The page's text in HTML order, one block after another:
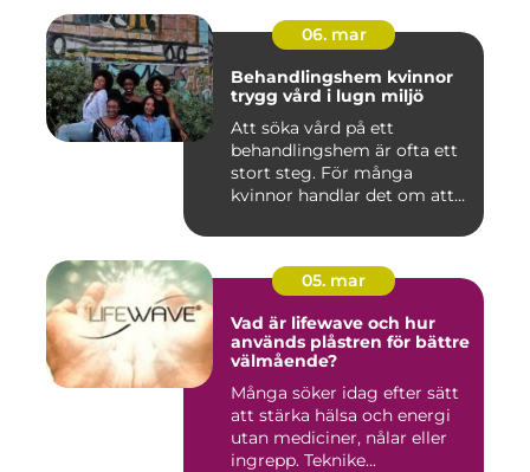
06. mar
Behandlingshem kvinnor
trygg vård i lugn miljö
Att söka vård på ett
behandlingshem är ofta ett
stort steg. För många
kvinnor handlar det om att
05. mar
Vad är lifewave och hur
används plåstren för bättre
välmående?
Många söker idag efter sätt
att stärka hälsa och energi
utan mediciner, nålar eller
ingrepp. Teknike...